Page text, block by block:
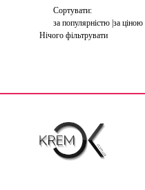
Сортувати:
за популярністю за ціною
Нічого фільтрувати